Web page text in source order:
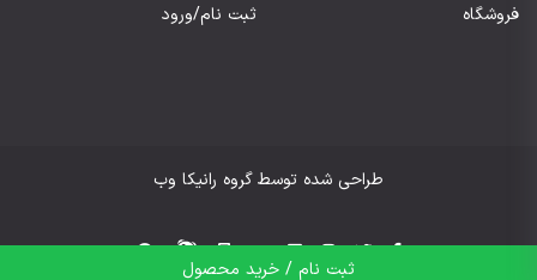
ثبت نام / خرید محصول
فروشگاه
ثبت نام/ورود
طراحی شده توسط گروه رانیکا وب